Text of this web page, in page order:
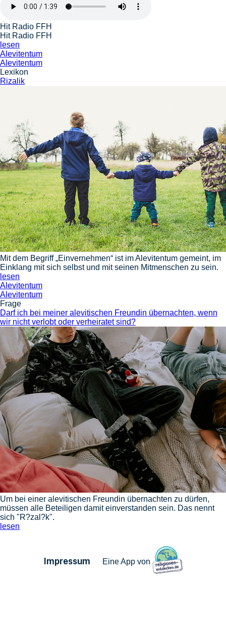
Hit Radio FFH
Hit Radio FFH
lesen
Alevitentum
Alevitentum
Lexikon
Rizalik
Mit dem Begriff „Einvernehmen“ ist im Alevitentum gemeint, im
Einklang mit sich selbst und mit seinen Mitmenschen zu sein.
lesen
Alevitentum
Alevitentum
Frage
Darf ich bei meiner alevitischen Freundin übernachten, wenn
wir nicht verlobt oder verheiratet sind?
Um bei einer alevitischen Freundin übernachten zu dürfen,
müssen alle Beteiligen damit einverstanden sein. Das nennt
sich "R?zal?k".
lesen
Impressum Eine App von